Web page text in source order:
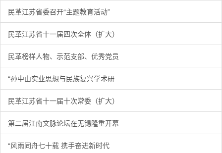
民革江苏省委召开“主题教育活动”
民革江苏省十一届四次全体（扩大）
民革榜样人物、示范支部、优秀党员
“孙中山实业思想与民族复兴学术研
民革江苏省十一届十次常委（扩大）
第二届江南文脉论坛在无锡隆重开幕
“风雨同舟七十载 携手奋进新时代